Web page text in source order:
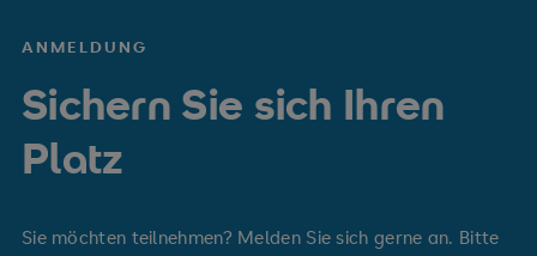
ANMELDUNG
Sichern Sie sich Ihren
Platz
Sie möchten teilnehmen? Melden Sie sich gerne an. Bitte